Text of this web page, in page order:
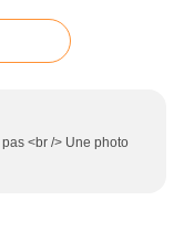
<br /> Une photo